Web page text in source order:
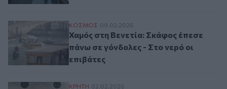
Χαμός στη Βενετία: Σκάφος έπεσε πάνω
ΚΟΣΜΟΣ 09.02.2026
Χαμός στη Βενετία: Σκάφος έπεσε
πάνω σε γόνδολες - Στο νερό οι
επιβάτες
ΚΡΗΤΗ 02.02.2026